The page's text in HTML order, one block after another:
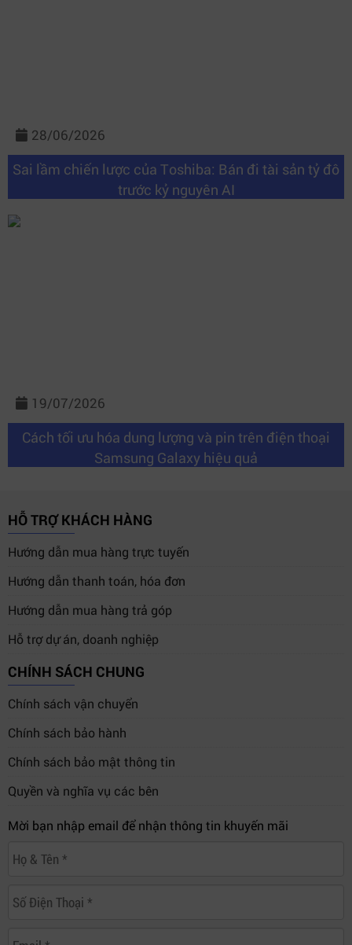
28/06/2026
Sai lầm chiến lược của Toshiba: Bán đi tài sản tỷ đô
trước kỷ nguyên AI
19/07/2026
Cách tối ưu hóa dung lượng và pin trên điện thoại
Samsung Galaxy hiệu quả
HỖ TRỢ KHÁCH HÀNG
Hướng dẫn mua hàng trực tuyến
Hướng dẫn thanh toán, hóa đơn
Hướng dẫn mua hàng trả góp
Hỗ trợ dự án, doanh nghiệp
CHÍNH SÁCH CHUNG
Chính sách vận chuyển
Chính sách bảo hành
Chính sách bảo mật thông tin
Quyền và nghĩa vụ các bên
Mời bạn nhập email để nhận thông tin khuyến mãi